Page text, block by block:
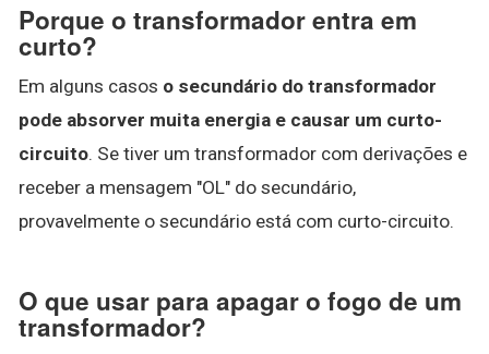
Porque o transformador entra em
curto?
Em alguns casos o secundário do transformador
pode absorver muita energia e causar um curto-
circuito. Se tiver um transformador com derivações e
receber a mensagem "OL" do secundário,
provavelmente o secundário está com curto-circuito.
O que usar para apagar o fogo de um
transformador?